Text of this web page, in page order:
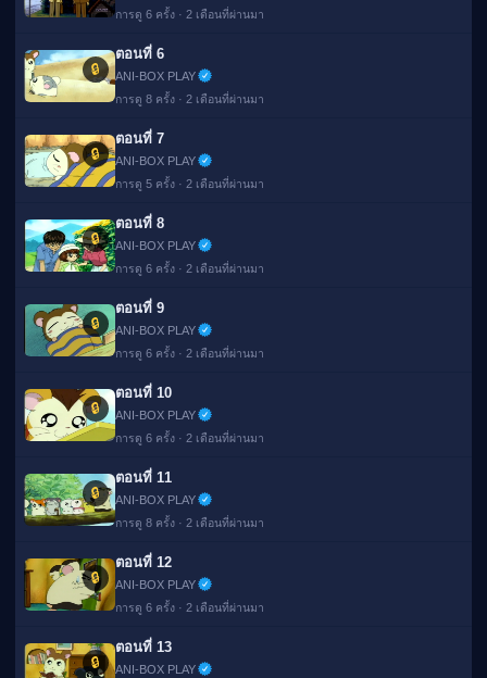
การดู 6 ครั้ง · 2 เดือนที่ผ่านมา
🔒
ตอนที่ 6
ANI-BOX PLAY
การดู 8 ครั้ง · 2 เดือนที่ผ่านมา
🔒
ตอนที่ 7
ANI-BOX PLAY
การดู 5 ครั้ง · 2 เดือนที่ผ่านมา
🔒
ตอนที่ 8
ANI-BOX PLAY
การดู 6 ครั้ง · 2 เดือนที่ผ่านมา
🔒
ตอนที่ 9
ANI-BOX PLAY
การดู 6 ครั้ง · 2 เดือนที่ผ่านมา
🔒
ตอนที่ 10
ANI-BOX PLAY
การดู 6 ครั้ง · 2 เดือนที่ผ่านมา
🔒
ตอนที่ 11
ANI-BOX PLAY
การดู 8 ครั้ง · 2 เดือนที่ผ่านมา
🔒
ตอนที่ 12
ANI-BOX PLAY
การดู 6 ครั้ง · 2 เดือนที่ผ่านมา
🔒
ตอนที่ 13
ANI-BOX PLAY